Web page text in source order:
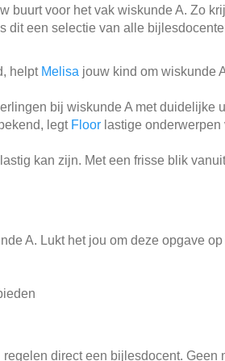
buurt voor het vak wiskunde A. Zo
een selectie van alle
helpt Melisa jouw kind om wiskunde
bij wiskunde A met duidelijke
legt Floor lastige
kan zijn. Met een frisse blik
A. Lukt het jou om deze opgave
regelen direct een bijlesdocent. Geen